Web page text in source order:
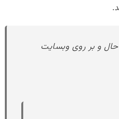
و بر روی وبسایت